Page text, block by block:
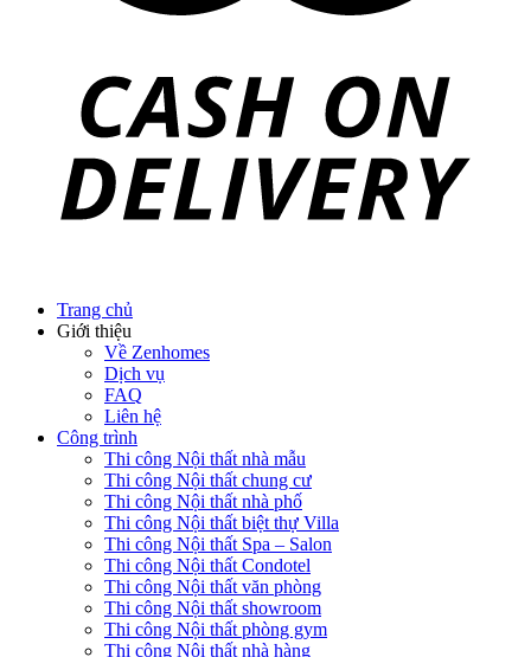
Trang chủ
Giới thiệu
Về Zenhomes
Dịch vụ
FAQ
Liên hệ
Công trình
Thi công Nội thất nhà mẫu
Thi công Nội thất chung cư
Thi công Nội thất nhà phố
Thi công Nội thất biệt thự Villa
Thi công Nội thất Spa – Salon
Thi công Nội thất Condotel
Thi công Nội thất văn phòng
Thi công Nội thất showroom
Thi công Nội thất phòng gym
Thi công Nội thất nhà hàng